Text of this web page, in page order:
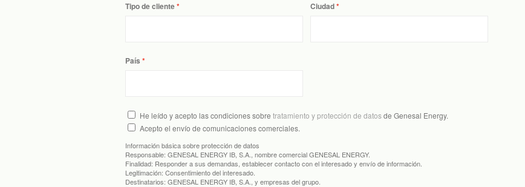
Tipo de cliente Ciudad
País
He leído y acepto las condiciones sobre tratamiento y protección de datosde Genesal Energy.
Acepto el envío de comunicaciones comerciales.
Información básica sobre protección de datos
Responsable: GENESAL ENERGY IB, S.A., nombre comercial GENESAL ENERGY.
Finalidad: Responder a sus demandas, establecer contacto con el interesado y envío de información.
Legitimación: Consentimiento del interesado.
Destinatarios: GENESAL ENERGY IB, S.A., y empresas del grupo.